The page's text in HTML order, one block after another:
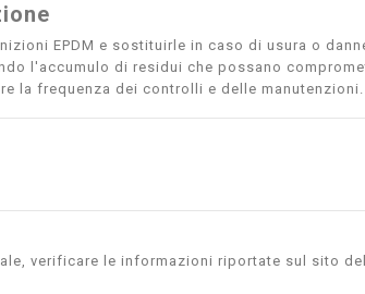
EPDM e sostituirle in caso di usura o
l'accumulo di residui che possano
la frequenza dei controlli e delle manutenzioni.
verificare le informazioni riportate sul sito